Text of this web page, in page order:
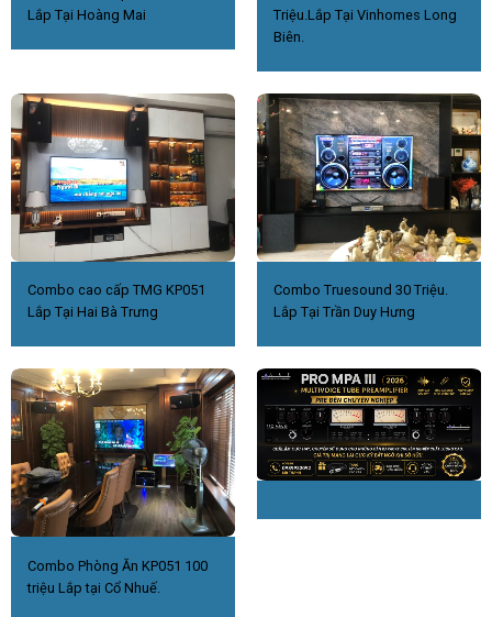
Lắp Tại Hoàng Mai
Triệu.Lắp Tại Vinhomes Long
Biên.
Combo cao cấp TMG KP051
Lắp Tại Hai Bà Trưng
Combo Truesound 30 Triệu.
Lắp Tại Trần Duy Hưng
Combo Phòng Ăn KP051 100
triệu Lắp tại Cổ Nhuế.